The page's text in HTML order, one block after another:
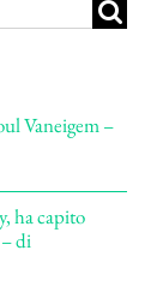
Vaneigem –
ha capito
di